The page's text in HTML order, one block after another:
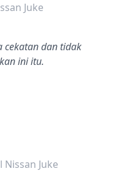
Juke
cekatan dan tidak
ini itu.
bintang lima
Juke